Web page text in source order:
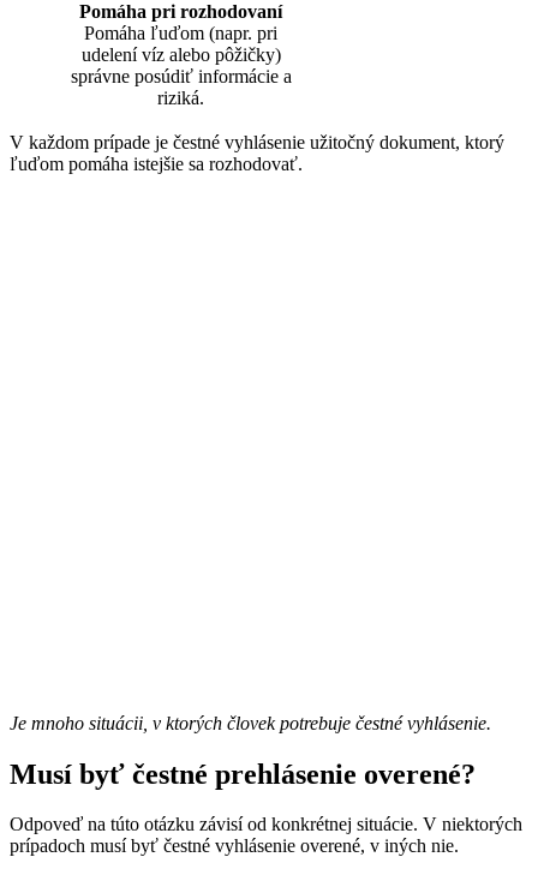
Pomáha pri rozhodovaní
Pomáha ľuďom (napr. pri
udelení víz alebo pôžičky)
správne posúdiť informácie a
riziká.
V každom prípade je čestné vyhlásenie užitočný dokument, ktorý
ľuďom pomáha istejšie sa rozhodovať.
Je mnoho situácii, v ktorých človek potrebuje čestné vyhlásenie.
Musí byť čestné prehlásenie overené?
Odpoveď na túto otázku závisí od konkrétnej situácie. V niektorých
prípadoch musí byť čestné vyhlásenie overené, v iných nie.